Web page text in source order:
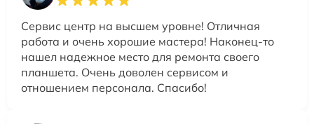
Сервис центр на высшем уровне! Отличная
работа и очень хорошие мастера! Наконец-то
нашел надежное место для ремонта своего
планшета. Очень доволен сервисом и
отношением персонала. Спасибо!